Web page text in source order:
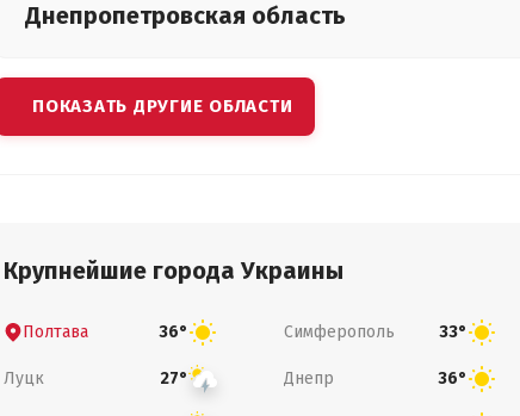
Днепропетровская область
ПОКАЗАТЬ ДРУГИЕ ОБЛАСТИ
Крупнейшие города Украины
Полтава 36° Симферополь 33°
Луцк 27° Днепр 36°